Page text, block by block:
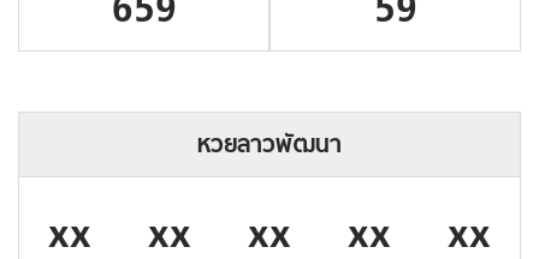
หวยลาวพัฒนา
xx xx xx xx xx